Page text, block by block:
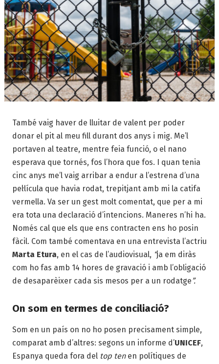
També vaig haver de lluitar de valent per poder
donar el pit al meu fill durant dos anys i mig. Me’l
portaven al teatre, mentre feia funció, o el nano
esperava que tornés, fos l’hora que fos. I quan tenia
cinc anys me’l vaig arribar a endur a l’estrena d’una
pel·lícula que havia rodat, trepitjant amb mi la catifa
vermella. Va ser un gest molt comentat, que per a mi
era tota una declaració d’intencions. Maneres n’hi ha.
Només cal que els que ens contracten ens ho posin
fàcil. Com també comentava en una entrevista l’actriu
Marta Etura, en el cas de l’audiovisual, “ja em diràs
com ho fas amb 14 hores de gravació i amb l’obligació
de desaparèixer cada sis mesos per a un rodatge ”.
On som en termes de conciliació?
Som en un país on no ho posen precisament simple,
comparat amb d’altres: segons un informe d’UNICEF,
Espanya queda fora del top tenen polítiques de